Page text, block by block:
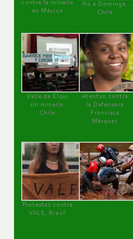
contra la minería
en México
No a Dominga,
Chile
Valle de Elqui
sin minería.
Chile
Atentan contra
la Defensora
Francisca
Márquez
Protestas contra
VALE, Brasil